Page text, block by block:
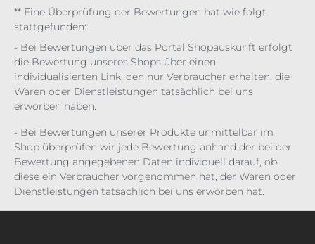
** Eine Überprüfung der Bewertungen hat wie folgt
stattgefunden:
- Bei Bewertungen über das Portal Shopauskunft erfolgt
die Bewertung unseres Shops über einen
individualisierten Link, den nur Verbraucher erhalten, die
Waren oder Dienstleistungen tatsächlich bei uns
erworben haben.
- Bei Bewertungen unserer Produkte unmittelbar im
Shop überprüfen wir jede Bewertung anhand der bei der
Bewertung angegebenen Daten individuell darauf, ob
diese ein Verbraucher vorgenommen hat, der Waren oder
Dienstleistungen tatsächlich bei uns erworben hat.